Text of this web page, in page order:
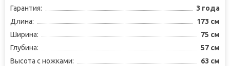
Гарантия:
3 года
Длина:
173 см
Ширина:
75 см
Глубина:
57 см
Высота с ножками:
63 см